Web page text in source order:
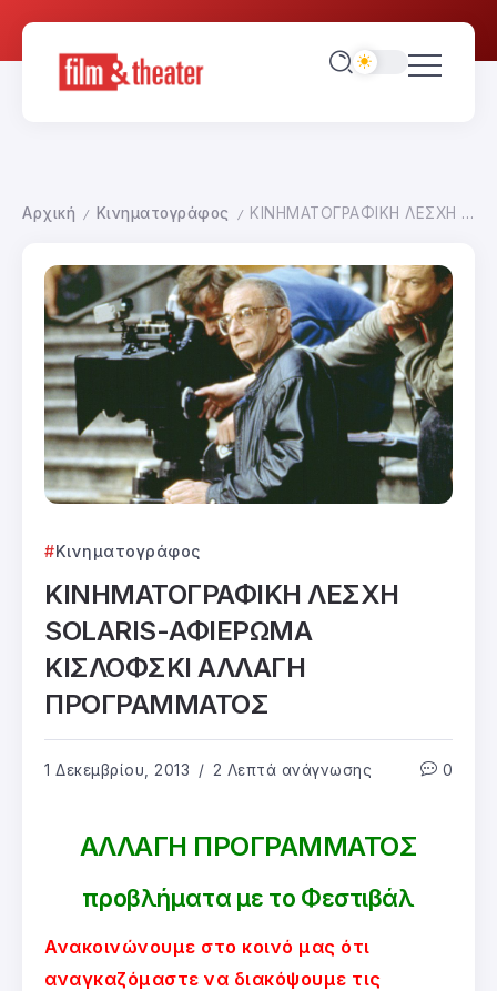
Αρχική / Κινηματογράφος / ΚΙΝΗΜΑΤΟΓΡΑΦΙΚΗ ΛΕΣΧΗ SOLARIS-ΑΦΙΕΡΩΜΑ ΚΙΣΛΟΦΣΚΙ ΑΛΛΑΓΗ ΠΡΟΓΡΑΜΜΑΤΟΣ
Κινηματογράφος
ΚΙΝΗΜΑΤΟΓΡΑΦΙΚΗ ΛΕΣΧΗ
SOLARIS-ΑΦΙΕΡΩΜΑ
ΚΙΣΛΟΦΣΚΙ ΑΛΛΑΓΗ
ΠΡΟΓΡΑΜΜΑΤΟΣ
1 Δεκεμβρίου, 2013 2 Λεπτά ανάγνωσης 0
ΑΛΛΑΓΗ ΠΡΟΓΡΑΜΜΑΤΟΣ
προβλήματα με το Φεστιβάλ
Ανακοινώνουμε στο κοινό μας ότι
αναγκαζόμαστε να διακόψουμε τις